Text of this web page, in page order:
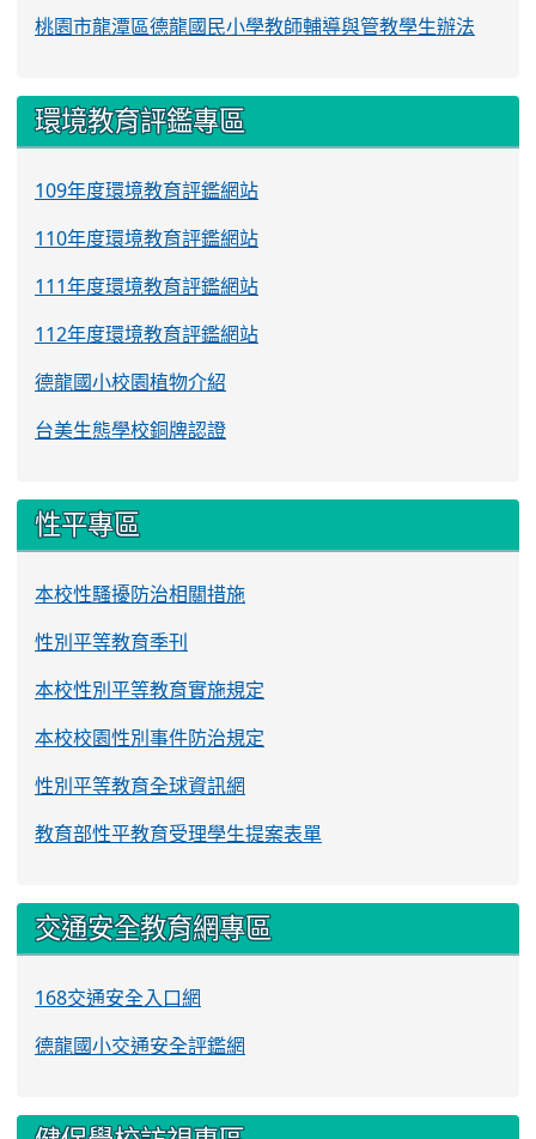
桃園市龍潭區德龍國民小學教師輔導與管教學生辦法
環境教育評鑑專區
109年度環境教育評鑑網站
110年度環境教育評鑑網站
111年度環境教育評鑑網站
112年度環境教育評鑑網站
德龍國小校園植物介紹
台美生態學校銅牌認證
性平專區
本校性騷擾防治相關措施
性別平等教育季刊
本校性別平等教育實施規定
本校校園性別事件防治規定
性別平等教育全球資訊網
教育部性平教育受理學生提案表單
交通安全教育網專區
168交通安全入口網
德龍國小交通安全評鑑網